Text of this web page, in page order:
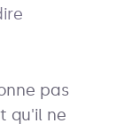
pas
qu'il ne